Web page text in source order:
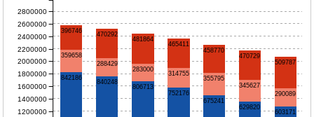
842186
840248
806713
752176
675241
629820
603171
359658
288429
283000
314755
355795
345627
290089
396746
470292
481864
465411
458770
470729
509787
1200000
1400000
1600000
1800000
2000000
2200000
2400000
2600000
2800000